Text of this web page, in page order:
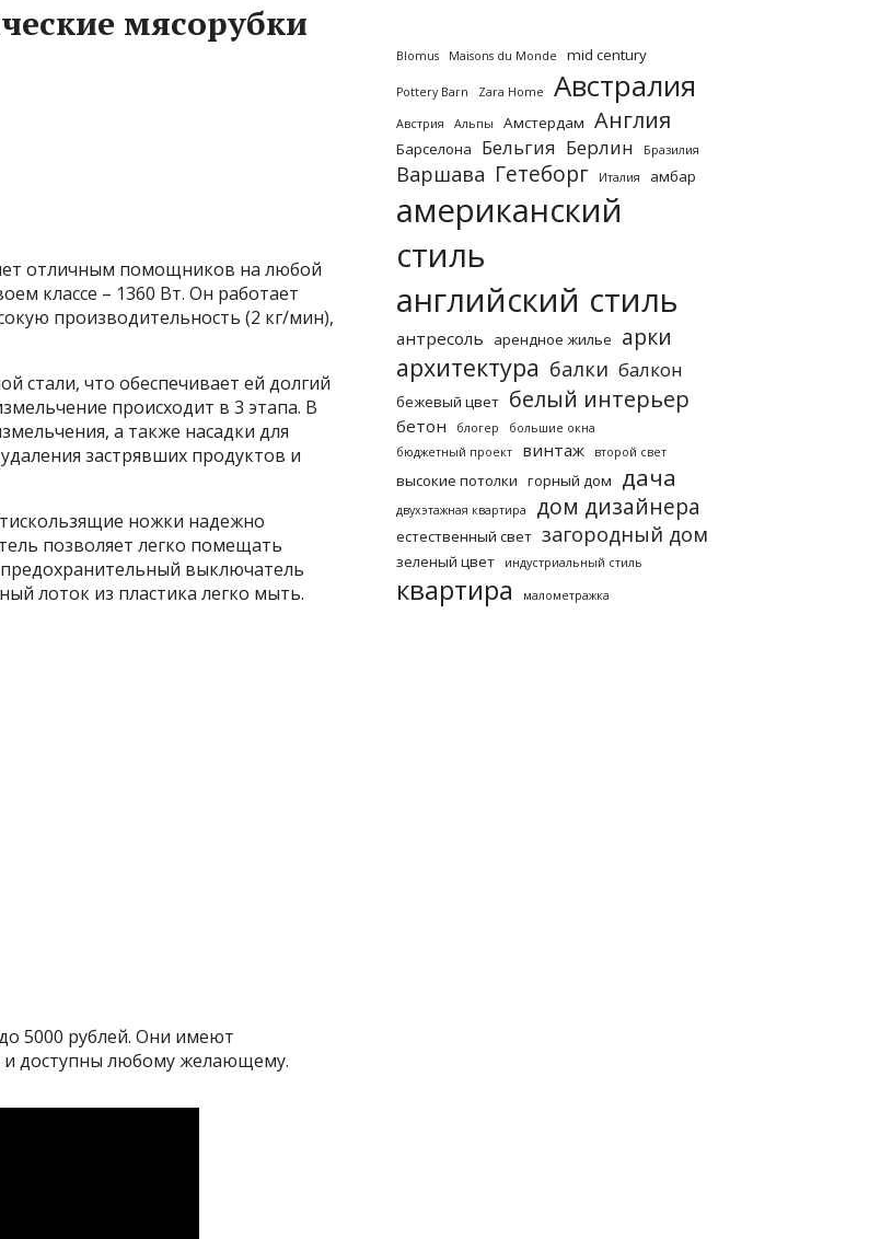
мясорубки
отличным помощников на любой
классе – 1360 Вт. Он работает
производительность (2 кг/мин),
стали, что обеспечивает ей долгий
происходит в 3 этапа. В
а также насадки для
застрявших продуктов и
ножки надежно
позволяет легко помещать
выключатель
лоток из пластика легко мыть.
5000 рублей. Они имеют
доступны любому желающему.
Blomus Maisons du Monde mid century
Pottery Barn Zara Home Австралия
Австрия Альпы Амстердам Англия
Барселона Бельгия Берлин Бразилия
Варшава Гетеборг Италия амбар
американский
стиль
английский стиль
антресоль арендное жилье арки
архитектура балки балкон
бежевый цвет белый интерьер
бетон блогер
большие окна
бюджетный проект
винтаж второй свет
высокие потолки горный дом дача
двухэтажная квартира дом дизайнера
естественный свет загородный дом
зеленый цвет индустриальный стиль
квартира малометражка